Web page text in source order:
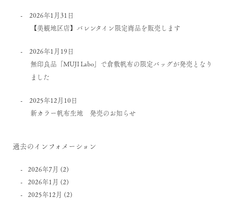
2026年1月31日
【美観地区店】バレンタイン限定商品を販売します
2026年1月19日
無印良品「MUJI Labo」で倉敷帆布の限定バッグが発売となり
ました
2025年12月10日
新カラー帆布生地 発売のお知らせ
過去のインフォメーション
2026年7月 (2)
2026年1月 (2)
2025年12月 (2)